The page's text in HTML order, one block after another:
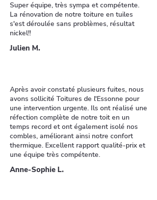
Super équipe, très sympa et compétente.
La rénovation de notre toiture en tuiles
s'est déroulée sans problèmes, résultat
nickel!!
Julien M.
Après avoir constaté plusieurs fuites, nous
avons sollicité Toitures de l'Essonne pour
une intervention urgente. Ils ont réalisé une
réfection complète de notre toit en un
temps record et ont également isolé nos
combles, améliorant ainsi notre confort
thermique. Excellent rapport qualité-prix et
une équipe très compétente.
Anne-Sophie L.